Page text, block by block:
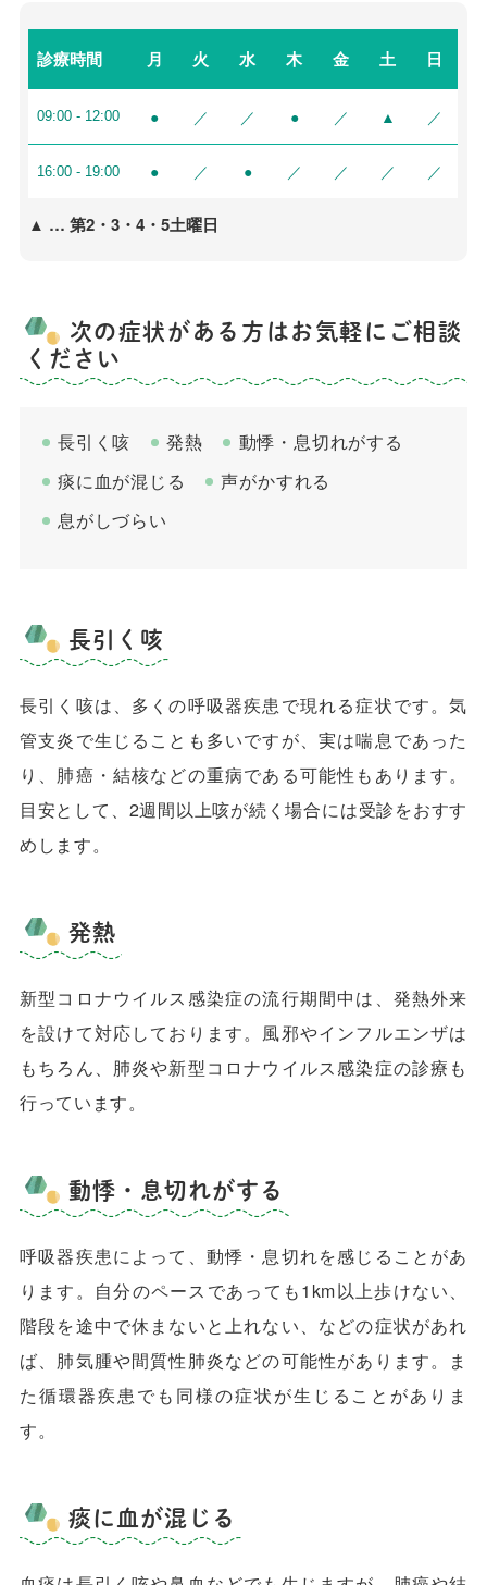
診療時間 月 火 水 木 金 土 日
09:00 - 12:00 ● ／ ／ ● ／ ▲ ／
16:00 - 19:00 ● ／ ● ／ ／ ／ ／
▲ … 第2・3・4・5土曜日
次の症状がある方はお気軽にご相談
ください
長引く咳 発熱
動悸・息切れがする
痰に血が混じる
声がかすれる
息がしづらい
長引く咳
長引く咳は、多くの呼吸器疾患で現れる症状です。気
管支炎で生じることも多いですが、実は喘息であった
り、肺癌・結核などの重病である可能性もあります。
目安として、2週間以上咳が続く場合には受診をおすす
めします。
発熱
新型コロナウイルス感染症の流行期間中は、発熱外来
を設けて対応しております。風邪やインフルエンザは
もちろん、肺炎や新型コロナウイルス感染症の診療も
行っています。
動悸・息切れがする
呼吸器疾患によって、動悸・息切れを感じることがあ
ります。自分のペースであっても1km以上歩けない、
階段を途中で休まないと上れない、などの症状があれ
ば、肺気腫や間質性肺炎などの可能性があります。ま
た循環器疾患でも同様の症状が生じることがありま
す。
痰に血が混じる